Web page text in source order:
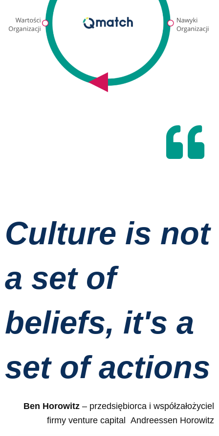
Culture is not
a set of
beliefs, it's a
set of actions
Ben Horowitz – przedsiębiorca i współzałożyciel
firmy venture capital Andreessen Horowitz